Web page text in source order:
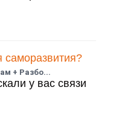
+ Разбо...
у вас связи